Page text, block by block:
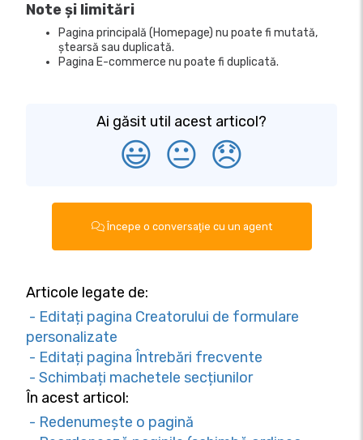
Note și limitări
Pagina principală (Homepage) nu poate fi mutată,
ștearsă sau duplicată.
Pagina E-commerce nu poate fi duplicată.
Ai găsit util acest articol?
😃 😐 😞
Începe o conversaţie cu un agent
Articole legate de:
- Editați pagina Creatorului de formulare
personalizate
- Editați pagina Întrebări frecvente
- Schimbați machetele secțiunilor
În acest articol:
- Redenumește o pagină